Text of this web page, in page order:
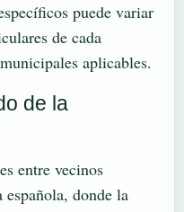
puede variar
de cada
aplicables.
de la
entre vecinos
española, donde la